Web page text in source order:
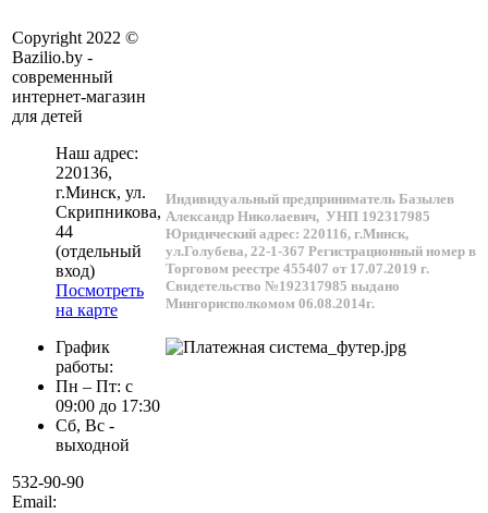
Copyright 2022 ©
Bazilio.by -
современный
интернет-магазин
для детей
Наш адрес:
220136,
г.Минск, ул.
Скрипникова,
44
(отдельный
вход)
Посмотреть
на карте
График
работы:
Пн – Пт: с
09:00 до 17:30
Сб, Вс -
выходной
532-90-90
Email:
Индивидуальный предприниматель Базылев
Александр Николаевич, УНП 192317985
Юридический адрес: 220116, г.Минск,
ул.Голубева, 22-1-367 Регистрационный номер в
Торговом реестре 455407 от 17.07.2019 г.
Свидетельство №192317985 выдано
Мингорисполкомом 06.08.2014г.